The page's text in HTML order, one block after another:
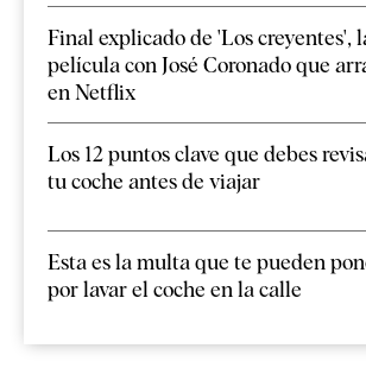
Final explicado de 'Los creyentes',
película con José Coronado que
en Netflix
Los 12 puntos clave que debes
tu coche antes de viajar
Esta es la multa que te pueden
por lavar el coche en la calle